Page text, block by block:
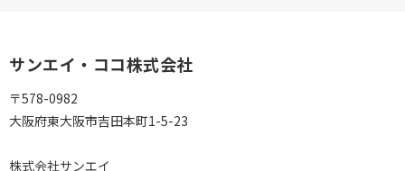
サンエイ・ココ株式会社
〒578-0982
大阪府東大阪市吉田本町1-5-23
株式会社サンエイ